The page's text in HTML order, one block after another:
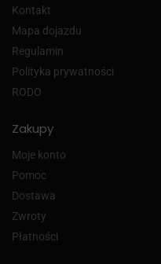
Kontakt
Mapa dojazdu
Regulamin
Polityka prywatności
RODO
Zakupy
Moje konto
Pomoc
Dostawa
Zwroty
Płatności